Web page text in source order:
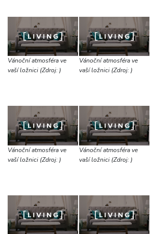
Vánoční atmosféra ve
vaší ložnici (Zdroj: )
Vánoční atmosféra ve
vaší ložnici (Zdroj: )
Vánoční atmosféra ve
vaší ložnici (Zdroj: )
Vánoční atmosféra ve
vaší ložnici (Zdroj: )